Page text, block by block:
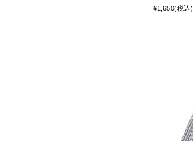
¥1,650(税込)